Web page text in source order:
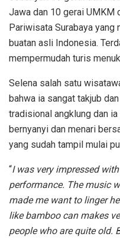
Jawa dan 10 gerai UMKM
Pariwisata Surabaya yang
buatan asli Indonesia.
mempermudah turis
Selena salah satu
bahwa ia sangat takjub
tradisional angklung dan
bernyanyi dan menari
yang sudah tampil mulai
“I was very impressed
performance. The music
made me want to linger
like bamboo can makes
people who are quite old.